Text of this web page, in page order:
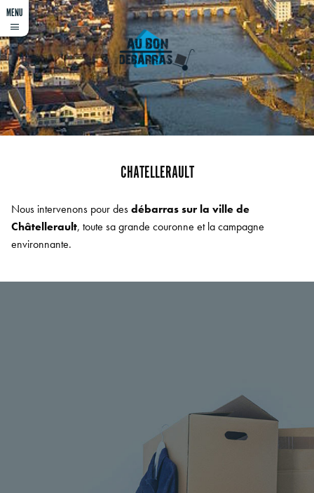
MENU
Not empty, haha
CHATELLERAULT
Nous intervenons pour desdébarras sur la ville de
Châtellerault, toute sa grande couronne et la campagne
environnante.